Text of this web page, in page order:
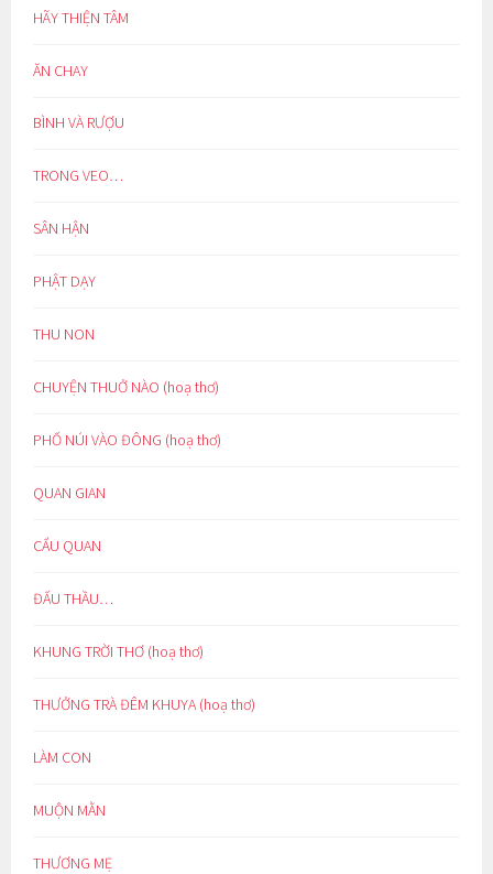
HÃY THIỆN TÂM
ĂN CHAY
BÌNH VÀ RƯỢU
TRONG VEO…
SÂN HẬN
PHẬT DẠY
THU NON
CHUYỆN THUỞ NÀO (hoạ thơ)
PHỐ NÚI VÀO ĐÔNG (hoạ thơ)
QUAN GIAN
CẨU QUAN
ĐẤU THẦU…
KHUNG TRỜI THƠ (hoạ thơ)
THƯỞNG TRÀ ĐÊM KHUYA (hoạ thơ)
LÀM CON
MUỘN MẰN
THƯƠNG MẸ